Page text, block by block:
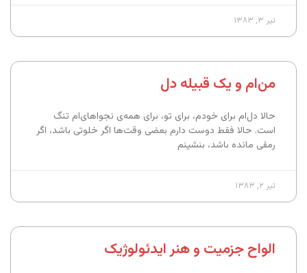
تیر ۳, ۱۳۸۳
من‌ام و یک قبیله دل
حالا دل‌ام برای خودم، برای تو، برای همه‌ی نجواهای‌ام تنگ
است. حالا فقط دوست دارم بعضی وقت‌ها اگر خلوتی باشد، اگر
رمقی مانده باشد، بنشینم
تیر ۲, ۱۳۸۳
الواح جزمیت و هنر ایدئولوژیک